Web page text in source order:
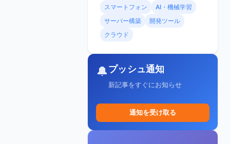
スマートフォン
AI・機械学習
サーバー構築
開発ツール
クラウド
🔔プッシュ通知
新記事をすぐにお知らせ
通知を受け取る